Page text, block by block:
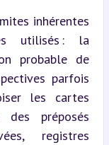
inhérentes
utilisés : la
probable de
parfois
les cartes
des préposés
registres